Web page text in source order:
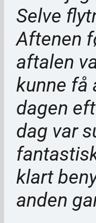
Selve
Aftenen
aftalen
kunne få
dagen
dag var
klart
anden